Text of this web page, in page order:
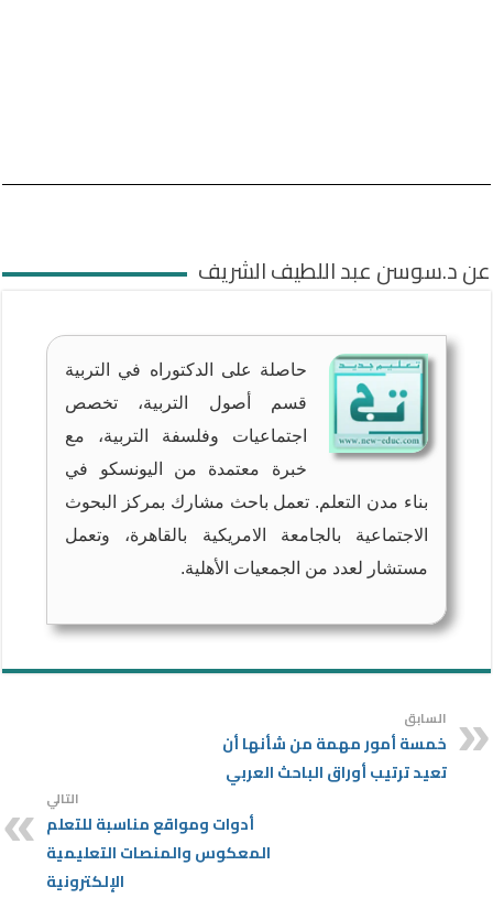
عن د.سوسن عبد اللطيف الشريف
حاصلة على الدكتوراه في التربية
قسم أصول التربية، تخصص
اجتماعيات وفلسفة التربية، مع
خبرة معتمدة من اليونسكو في
بناء مدن التعلم. تعمل باحث مشارك بمركز البحوث
الاجتماعية بالجامعة الامريكية بالقاهرة، وتعمل
مستشار لعدد من الجمعيات الأهلية.
السابق
خمسة أمور مهمة من شأنها أن
تعيد ترتيب أوراق الباحث العربي
التالي
أدوات ومواقع مناسبة للتعلم
المعكوس والمنصات التعليمية
الإلكترونية